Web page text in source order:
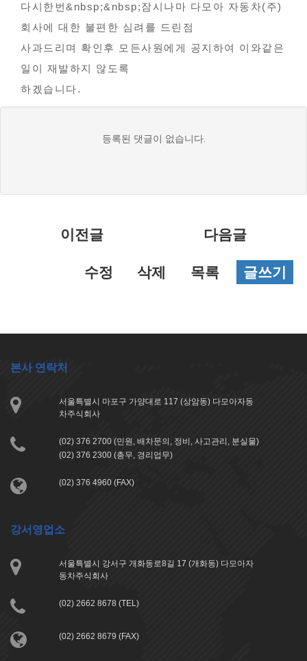
다시한번&nbsp;&nbsp;잠시나마 다모아 자동차(주)
회사에 대한 불편한 심려를 드린점
사과드리며 확인후 모든사원에게 공지하여 이와같은
일이 재발하지 않도록
하겠습니다.
등록된 댓글이 없습니다.
이전글 다음글
수정 삭제 목록 글쓰기
본사 연락처
서울특별시 마포구 가양대로 117 (상암동) 다모아자동
차주식회사
(02) 376 2700 (민원, 배차문의, 정비, 사고관리, 분실물)
(02) 376 2300 (총무, 경리업무)
(02) 376 4960 (FAX)
강서영업소
서울특별시 강서구 개화동로8길 17 (개화동) 다모아자
동차주식회사
(02) 2662 8678 (TEL)
(02) 2662 8679 (FAX)